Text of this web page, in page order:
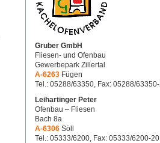
Gruber GmbH
Fliesen- und Ofenbau
Gewerbepark Zillertal
A-6263 Fügen
Tel.: 05288/63350, Fax: 05288/
Leihartinger Peter
Ofenbau – Fliesen
Bach 8a
A-6306 Söll
Tel.: 05333/6200, Fax: 05333/6200-20